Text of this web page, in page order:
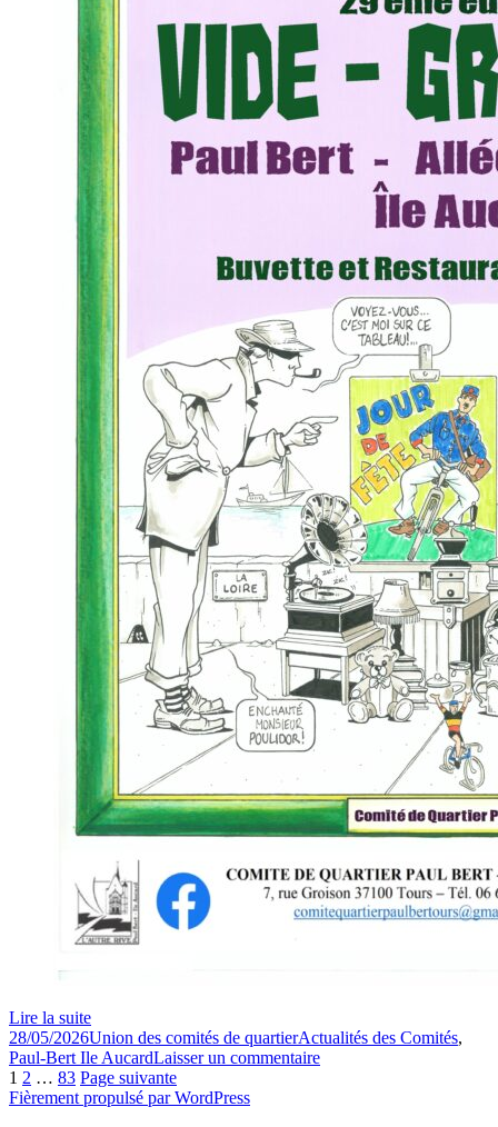
Lire la suite
Publié
le
28/05/2026Auteur
Union des comités de quartierCatégories
Actualités des Comités,
Paul-Bert Ile AucardLaisser un commentairesur
Pagination
des
Page
1 Page
2 … Page
83 Page suivante
Fièrement propulsé par WordPress